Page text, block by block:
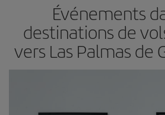
Événements
destinations de
vers Las Palmas de